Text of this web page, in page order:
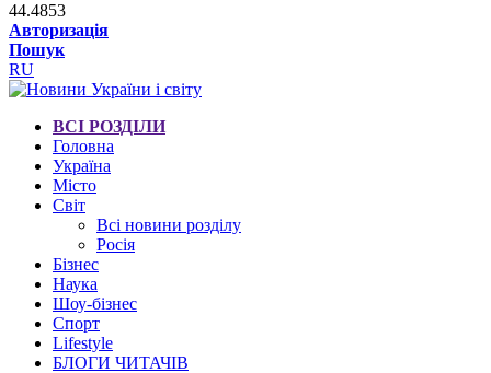
44.4853
Авторизація
Пошук
RU
ВСІ РОЗДІЛИ
Головна
Україна
Місто
Світ
Всі новини розділу
Росія
Бізнес
Наука
Шоу-бізнес
Спорт
Lifestyle
БЛОГИ ЧИТАЧІВ